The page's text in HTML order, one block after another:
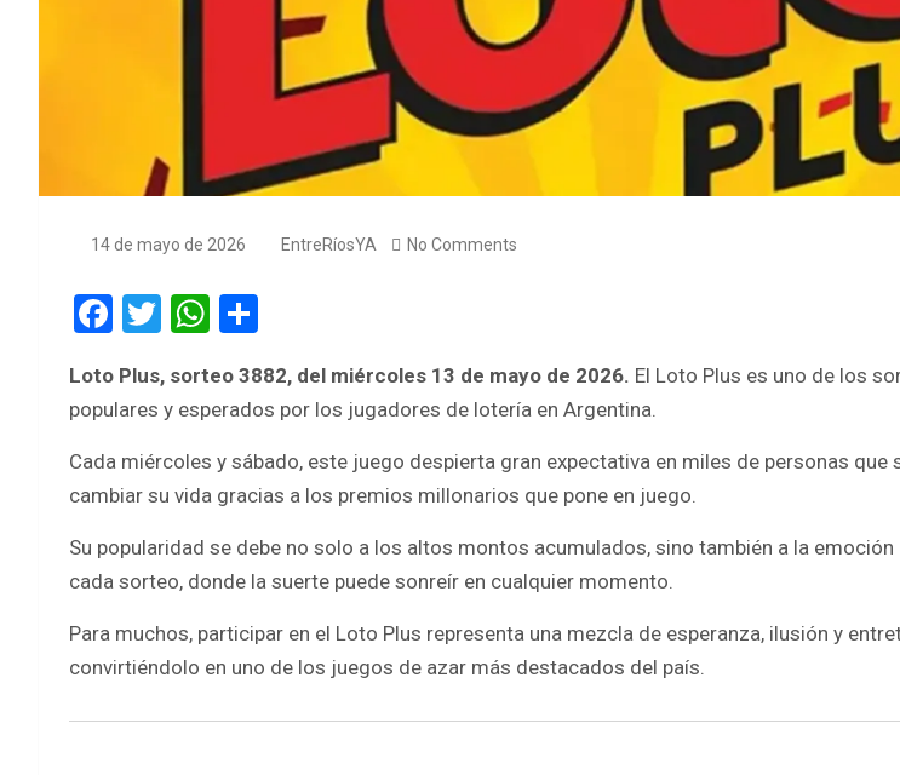
14 de mayo de 2026 EntreRíosYA No Comments
F
ce
b
o
o
k
T
tt
er
W
at
s
A
p
p
ar
e
Loto Plus, sorteo 3882, del miércoles 13 de mayo de 2026. El Loto Plus es uno de los
populares y esperados por los jugadores de lotería en Argentina.
Cada miércoles y sábado, este juego despierta gran expectativa en miles de personas que
cambiar su vida gracias a los premios millonarios que pone en juego.
Su popularidad se debe no solo a los altos montos acumulados, sino también a la emoción
cada sorteo, donde la suerte puede sonreír en cualquier momento.
Para muchos, participar en el Loto Plus representa una mezcla de esperanza, ilusión y
convirtiéndolo en uno de los juegos de azar más destacados del país.